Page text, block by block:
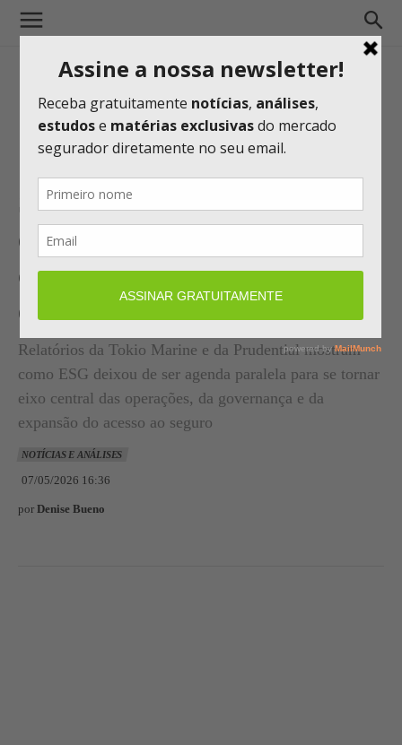
Sustentabilidade ganha peso
estratégico nas seguradoras
com avanço regulatório e foco
em inclusão e clima
Relatórios da Tokio Marine e da Prudential mostram
como ESG deixou de ser agenda paralela para se tornar
eixo central das operações, da governança e da
expansão do acesso ao seguro
NOTÍCIAS E ANÁLISES
07/05/2026 16:36
por Denise Bueno